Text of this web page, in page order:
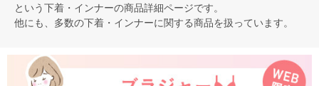
という下着・インナーの商品詳細ページです。
他にも、多数の下着・インナーに関する商品を扱っています。